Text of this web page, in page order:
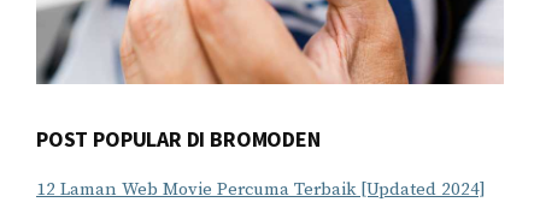
POST POPULAR DI BROMODEN
12 Laman Web Movie Percuma Terbaik [Updated 2024]